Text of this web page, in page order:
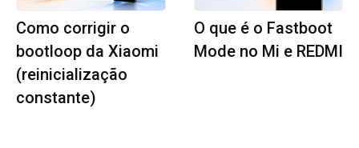
Como corrigir o
bootloop da Xiaomi
(reinicialização
constante)
O que é o Fastboot
Mode no Mi e REDMI